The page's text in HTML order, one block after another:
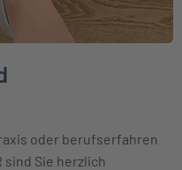
oder berufserfahren
sind Sie herzlich